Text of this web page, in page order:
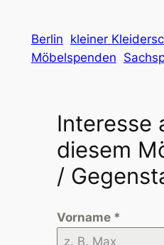
Berlin kleiner
Möbelspenden
Interesse
diesem
/
Vorname *